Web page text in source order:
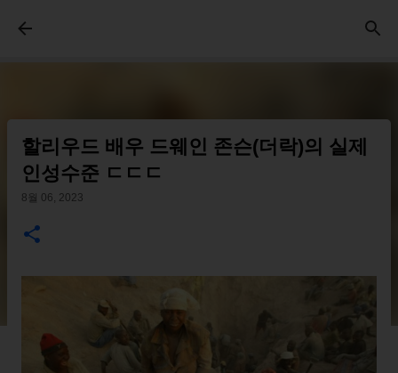
할리우드 배우 드웨인 존슨(더락)의 실제
인성수준 ㄷㄷㄷ
8월 06, 2023